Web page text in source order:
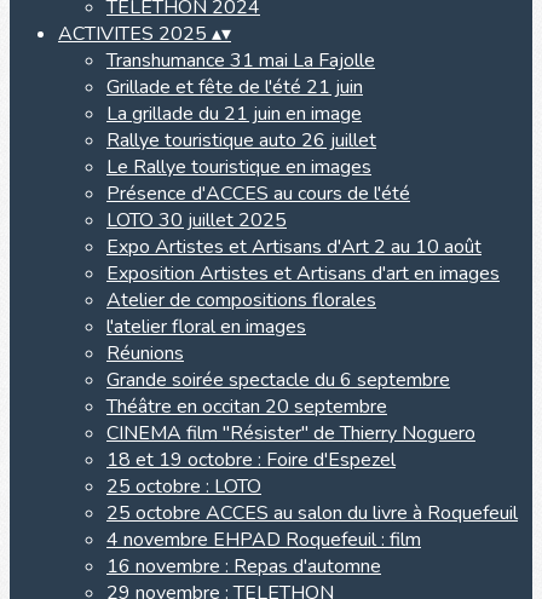
TELETHON 2024
ACTIVITES 2025 ▴▾
Transhumance 31 mai La Fajolle
Grillade et fête de l'été 21 juin
La grillade du 21 juin en image
Rallye touristique auto 26 juillet
Le Rallye touristique en images
Présence d'ACCES au cours de l'été
LOTO 30 juillet 2025
Expo Artistes et Artisans d'Art 2 au 10 août
Exposition Artistes et Artisans d'art en images
Atelier de compositions florales
l'atelier floral en images
Réunions
Grande soirée spectacle du 6 septembre
Théâtre en occitan 20 septembre
CINEMA film "Résister" de Thierry Noguero
18 et 19 octobre : Foire d'Espezel
25 octobre : LOTO
25 octobre ACCES au salon du livre à Roquefeuil
4 novembre EHPAD Roquefeuil : film
16 novembre : Repas d'automne
29 novembre : TELETHON